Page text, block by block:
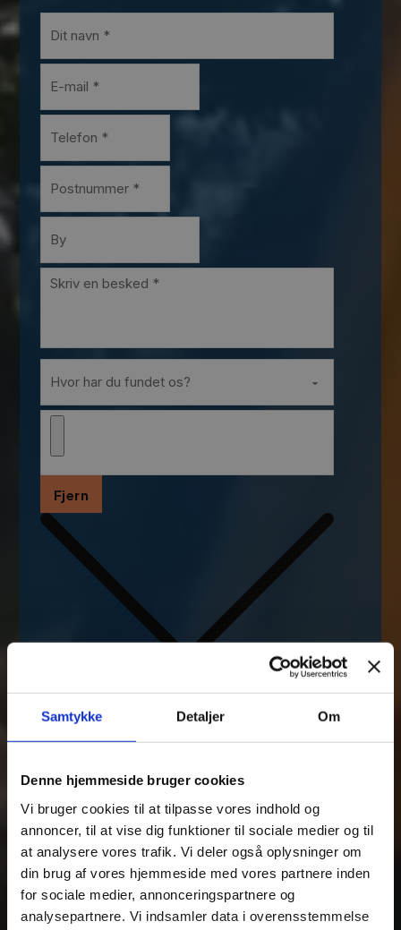
Samtykke Detaljer Om
Denne hjemmeside bruger cookies
Vi bruger cookies til at tilpasse vores indhold og
annoncer, til at vise dig funktioner til sociale medier og til
at analysere vores trafik. Vi deler også oplysninger om
din brug af vores hjemmeside med vores partnere inden
for sociale medier, annonceringspartnere og
analysepartnere. Vi indsamler data i overensstemmelse
Fjern
Tilføj filer (max 5)
Bliv kontaktet